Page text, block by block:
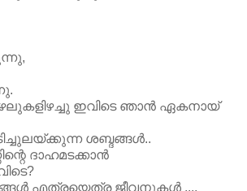
ഇവിടെ ഞാൻ ഏകനായ്
ശബ്ദങ്ങൾ..
ദാഹമടക്കാൻ
എത്രയെത്ര ജീവനുകൾ ....